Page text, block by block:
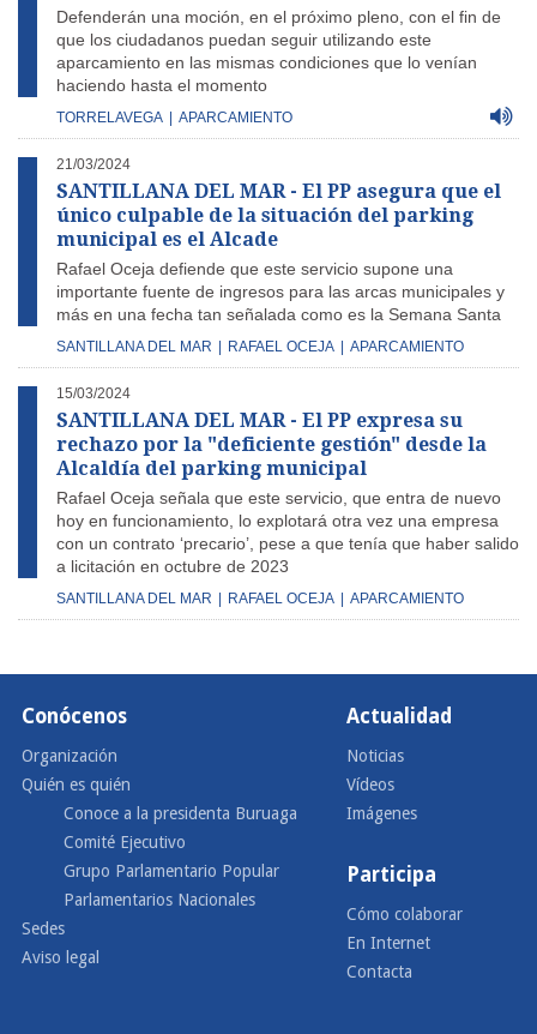
Defenderán una moción, en el próximo pleno, con el fin de
que los ciudadanos puedan seguir utilizando este
aparcamiento en las mismas condiciones que lo venían
haciendo hasta el momento
TORRELAVEGA APARCAMIENTO
21/03/2024
SANTILLANA DEL MAR - El PP asegura que el
único culpable de la situación del parking
municipal es el Alcade
Rafael Oceja defiende que este servicio supone una
importante fuente de ingresos para las arcas municipales y
más en una fecha tan señalada como es la Semana Santa
SANTILLANA DEL MAR RAFAEL OCEJA APARCAMIENTO
15/03/2024
SANTILLANA DEL MAR - El PP expresa su
rechazo por la "deficiente gestión" desde la
Alcaldía del parking municipal
Rafael Oceja señala que este servicio, que entra de nuevo
hoy en funcionamiento, lo explotará otra vez una empresa
con un contrato ‘precario’, pese a que tenía que haber salido
a licitación en octubre de 2023
SANTILLANA DEL MAR RAFAEL OCEJA APARCAMIENTO
Conócenos
Organización
Quién es quién
Conoce a la presidenta Buruaga
Comité Ejecutivo
Grupo Parlamentario Popular
Parlamentarios Nacionales
Sedes
Aviso legal
Actualidad
Noticias
Vídeos
Imágenes
Participa
Cómo colaborar
En Internet
Contacta